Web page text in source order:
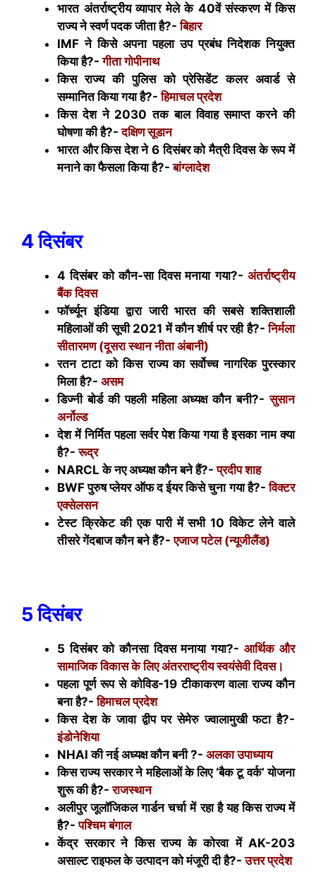
भारत अंतर्राष्ट्रीय व्यापार मेले के 40वें संस्करण में किस
राज्य ने स्वर्ण पदक जीता है?-बिहार
IMFने किसे अपना पहला उप प्रबंध निदेशक नियुक्त
किया है?-गीता गोपीनाथ
किस राज्य की पुलिस को प्रेसिडेंट कलर अवार्ड से
सम्मानित किया गया है?-हिमाचल प्रदेश
किस देश ने 2030 तक बाल विवाह समाप्त करने की
घोषणा की है?-दक्षिण सूडान
भारत और किस देश ने 6 दिसंबर को मैत्री दिवस के रूप में
मनाने का फैसला किया है?-बांग्लादेश
4 दिसंबर
4 दिसंबर को कौन-सा दिवस मनाया गया?- अंतर्राष्ट्रीय
बैंक दिवस
फॉर्च्यून इंडिया द्वारा जारी भारत की सबसे शक्तिशाली
महिलाओं की सूची 2021 में कौन शीर्ष पर रही है?-निर्मला
सीतारमण (दूसरा स्थान नीता अंबानी)
रतन टाटा को किस राज्य का सर्वोच्च नागरिक पुरस्कार
मिला है?- असम
डिज्नी बोर्ड की पहली महिला अध्यक्ष कौन बनी?-सुसान
अर्नोल्ड
देश में निर्मित पहला सर्वर पेश किया गया है इसका नाम क्या
है?-रूद्र
NARCLके नए अध्यक्ष कौन बने हैं?-प्रदीप शाह
BWFपुरुष प्लेयर ऑफ द ईयर किसे चुना गया है?-विक्टर
एक्सेलसन
टेस्ट क्रिकेट की एक पारी में सभी 10 विकेट लेने वाले
तीसरे गेंदबाज कौन बने हैं?-एजाज पटेल (न्यूजीलैंड)
5 दिसंबर
5 दिसंबर को कौनसा दिवस मनाया गया?-आर्थिक और
सामाजिक विकास के लिए अंतरराष्ट्रीय स्वयंसेवी दिवस।
पहला पूर्ण रूप से कोविड-19 टीकाकरण वाला राज्य कौन
बना है?-हिमाचल प्रदेश
किस देश के जावा द्वीप पर सेमेरु ज्वालामुखी फटा है?-
इंडोनेशिया
NHAIकी नई अध्यक्ष कौन बनी ?- अलका उपाध्याय
किस राज्य सरकार ने महिलाओं के लिए ‘बैक टू वर्क’ योजना
शुरू की है?-राजस्थान
अलीपुर जूलॉजिकल गार्डन चर्चा में रहा है यह किस राज्य में
है?-पश्चिम बंगाल
केंद्र सरकार ने किस राज्य के कोरवा में AK-203
असाल्ट राइफल के उत्पादन को मंजूरी दी है?-उत्तर प्रदेश